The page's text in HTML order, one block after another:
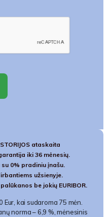
ataskaita
iki 36 mėnesių.
0% pradiniu įnašu.
užsienyje.
be jokių EURIBOR.
kai sudaroma 75 mėn.
norma – 6,9 %, mėnesinis